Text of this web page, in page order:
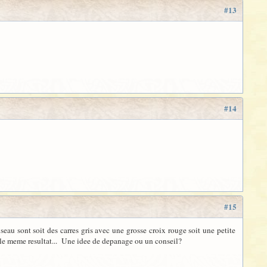
#13
#14
#15
sont soit des carres gris avec une grosse croix rouge soit une petite
meme resultat... Une idee de depanage ou un conseil?